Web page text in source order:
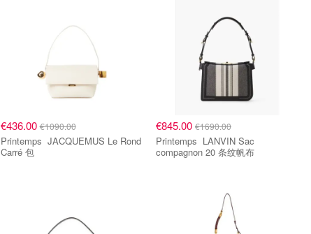
€436.00€1090.00
Printemps JACQUEMUS Le Rond
Carré 包
€845.00 €1690.00
Printemps LANVIN Sac
compagnon 20 条纹帆布